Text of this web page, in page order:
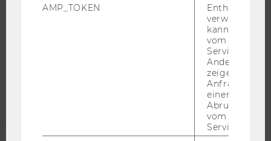
WU COMMUNITY
AMP_TOKEN
Enthält ein
verwendet
kann, um
vom AMP-
Service
Andere
zeigen Opt-
Anfrage im
einen Fehler
Abrufen
vom AMP
Service an.